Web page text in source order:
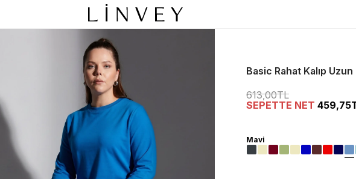
Basic Rahat Kalıp Uzun
613,00TL
SEPETTE NET
Mavi